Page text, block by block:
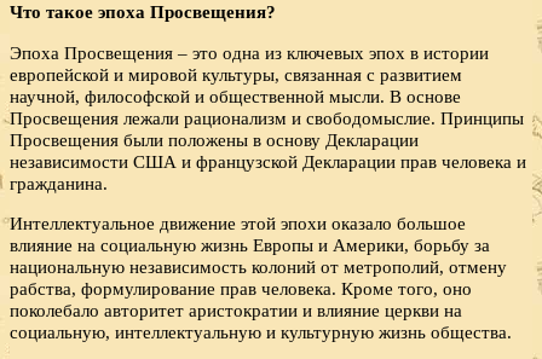
Что такое эпоха Просвещения?
Эпоха Просвещения – это одна из ключевых эпох в истории
европейской и мировой культуры, связанная с развитием
научной, философской и общественной мысли. В основе
Просвещения лежали рационализм и свободомыслие. Принципы
Просвещения были положены в основу Декларации
независимости США и французской Декларации прав человека и
гражданина.
Интеллектуальное движение этой эпохи оказало большое
влияние на социальную жизнь Европы и Америки, борьбу за
национальную независимость колоний от метрополий, отмену
рабства, формулирование прав человека. Кроме того, оно
поколебало авторитет аристократии и влияние церкви на
социальную, интеллектуальную и культурную жизнь общества.